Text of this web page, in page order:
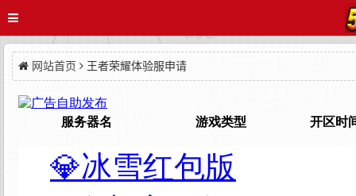
网站首页 王者荣耀体验服申请